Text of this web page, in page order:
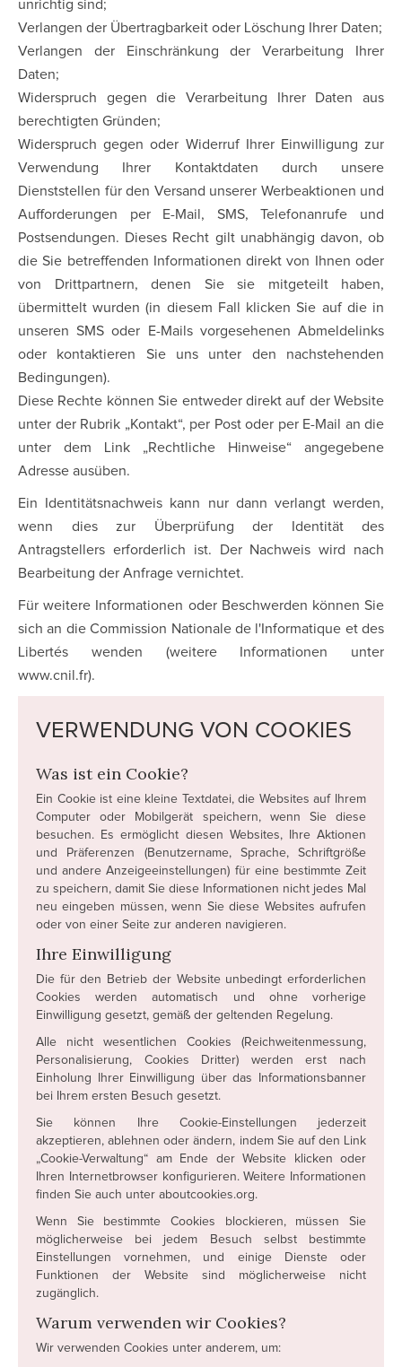
unrichtig sind;
Verlangen der Übertragbarkeit oder Löschung Ihrer Daten;
Verlangen der Einschränkung der Verarbeitung Ihrer
Daten;
Widerspruch gegen die Verarbeitung Ihrer Daten aus
berechtigten Gründen;
Widerspruch gegen oder Widerruf Ihrer Einwilligung zur
Verwendung Ihrer Kontaktdaten durch unsere
Dienststellen für den Versand unserer Werbeaktionen und
Aufforderungen per E-Mail, SMS, Telefonanrufe und
Postsendungen. Dieses Recht gilt unabhängig davon, ob
die Sie betreffenden Informationen direkt von Ihnen oder
von Drittpartnern, denen Sie sie mitgeteilt haben,
übermittelt wurden (in diesem Fall klicken Sie auf die in
unseren SMS oder E-Mails vorgesehenen Abmeldelinks
oder kontaktieren Sie uns unter den nachstehenden
Bedingungen).
Diese Rechte können Sie entweder direkt auf der Website
unter der Rubrik „Kontakt“, per Post oder per E-Mail an die
unter dem Link „Rechtliche Hinweise“ angegebene
Adresse ausüben.
Ein Identitätsnachweis kann nur dann verlangt werden,
wenn dies zur Überprüfung der Identität des
Antragstellers erforderlich ist. Der Nachweis wird nach
Bearbeitung der Anfrage vernichtet.
Für weitere Informationen oder Beschwerden können Sie
sich an die Commission Nationale de l'Informatique et des
Libertés wenden (weitere Informationen unter
www.cnil.fr).
VERWENDUNG VON COOKIES
Was ist ein Cookie?
Ein Cookie ist eine kleine Textdatei, die Websites auf Ihrem
Computer oder Mobilgerät speichern, wenn Sie diese
besuchen. Es ermöglicht diesen Websites, Ihre Aktionen
und Präferenzen (Benutzername, Sprache, Schriftgröße
und andere Anzeigeeinstellungen) für eine bestimmte Zeit
zu speichern, damit Sie diese Informationen nicht jedes Mal
neu eingeben müssen, wenn Sie diese Websites aufrufen
oder von einer Seite zur anderen navigieren.
Ihre Einwilligung
Die für den Betrieb der Website unbedingt erforderlichen
Cookies werden automatisch und ohne vorherige
Einwilligung gesetzt, gemäß der geltenden Regelung.
Alle nicht wesentlichen Cookies (Reichweitenmessung,
Personalisierung, Cookies Dritter) werden erst nach
Einholung Ihrer Einwilligung über das Informationsbanner
bei Ihrem ersten Besuch gesetzt.
Sie können Ihre Cookie-Einstellungen jederzeit
akzeptieren, ablehnen oder ändern, indem Sie auf den Link
„Cookie-Verwaltung“ am Ende der Website klicken oder
Ihren Internetbrowser konfigurieren. Weitere Informationen
finden Sie auch unter aboutcookies.org.
Wenn Sie bestimmte Cookies blockieren, müssen Sie
möglicherweise bei jedem Besuch selbst bestimmte
Einstellungen vornehmen, und einige Dienste oder
Funktionen der Website sind möglicherweise nicht
zugänglich.
Warum verwenden wir Cookies?
Wir verwenden Cookies unter anderem, um: